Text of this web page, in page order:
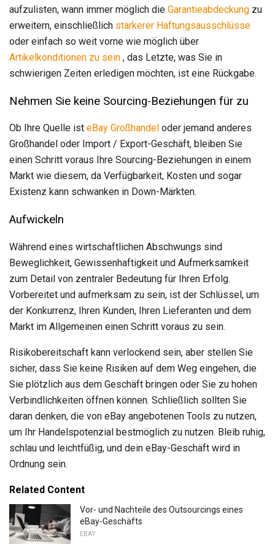
aufzulisten, wann immer möglich die Garantieabdeckung zu
erweitern, einschließlich stärkerer Haftungsausschlüsse
oder einfach so weit vorne wie möglich über
Artikelkonditionen zu sein , das Letzte, was Sie in
schwierigen Zeiten erledigen möchten, ist eine Rückgabe.
Nehmen Sie keine Sourcing-Beziehungen für zu
Ob Ihre Quelle ist eBay Großhandel oder jemand anderes
Großhandel oder Import / Export-Geschäft, bleiben Sie
einen Schritt voraus Ihre Sourcing-Beziehungen in einem
Markt wie diesem, da Verfügbarkeit, Kosten und sogar
Existenz kann schwanken in Down-Märkten.
Aufwickeln
Während eines wirtschaftlichen Abschwungs sind
Beweglichkeit, Gewissenhaftigkeit und Aufmerksamkeit
zum Detail von zentraler Bedeutung für Ihren Erfolg.
Vorbereitet und aufmerksam zu sein, ist der Schlüssel, um
der Konkurrenz, Ihren Kunden, Ihren Lieferanten und dem
Markt im Allgemeinen einen Schritt voraus zu sein.
Risikobereitschaft kann verlockend sein, aber stellen Sie
sicher, dass Sie keine Risiken auf dem Weg eingehen, die
Sie plötzlich aus dem Geschäft bringen oder Sie zu hohen
Verbindlichkeiten öffnen können. Schließlich sollten Sie
daran denken, die von eBay angebotenen Tools zu nutzen,
um Ihr Handelspotenzial bestmöglich zu nutzen. Bleib ruhig,
schlau und leichtfüßig, und dein eBay-Geschäft wird in
Ordnung sein.
Related Content
Vor- und Nachteile des Outsourcings eines
eBay-Geschäfts
EBAY